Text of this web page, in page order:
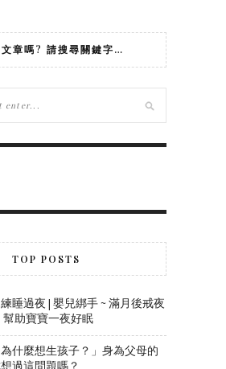
章嗎? 請搜尋關鍵字…
TOP POSTS
睡過夜 | 嬰兒綁手 ~ 滿月後戒夜
幫助寶寶一夜好眠
為什麼想生孩子？」身為父母的
過這問題嗎？